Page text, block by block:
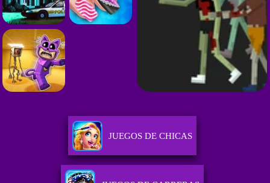
JUEGOS DE CHICAS